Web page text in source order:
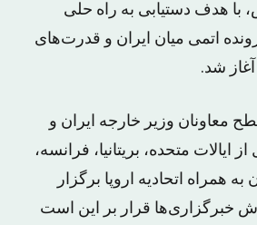
با هدف دستیابی به راه‌ حلی
اتمی میان ایران و قدرت‌های
شد.
معاونان وزیر خارجه ایران و
از ایالات متحده، بریتانیا، فرانسه،
همراه اتحادیه اروپا برگزار
خبرگزاری‌ها قرار بر این است